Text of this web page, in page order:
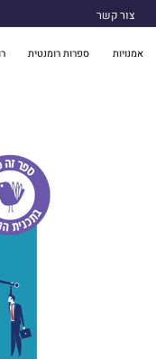
צור קשר
אמנויות ספרות רומנטית